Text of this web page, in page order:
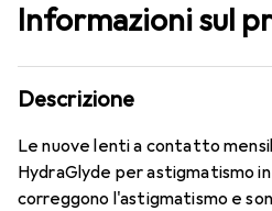
Informazioni sul
Descrizione
Le nuove lenti a contatto
HydraGlyde per astigmatismo
correggono l'astigmatismo e